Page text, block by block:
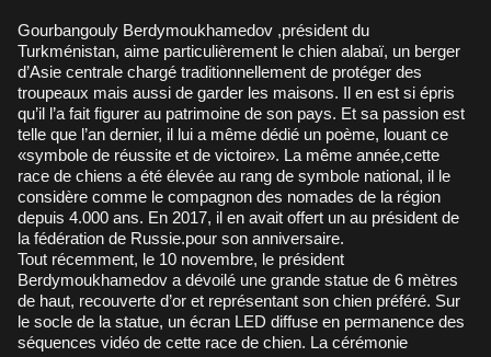
Gourbangouly Berdymoukhamedov ,président du
Turkménistan, aime particulièrement le chien alabaï, un berger
d’Asie centrale chargé traditionnellement de protéger des
troupeaux mais aussi de garder les maisons. Il en est si épris
qu’il l’a fait figurer au patrimoine de son pays. Et sa passion est
telle que l’an dernier, il lui a même dédié un poème, louant ce
«symbole de réussite et de victoire». La même année,cette
race de chiens a été élevée au rang de symbole national, il le
considère comme le compagnon des nomades de la région
depuis 4.000 ans. En 2017, il en avait offert un au président de
la fédération de Russie.pour son anniversaire.
Tout récemment, le 10 novembre, le président
Berdymoukhamedov a dévoilé une grande statue de 6 mètres
de haut, recouverte d’or et représentant son chien préféré. Sur
le socle de la statue, un écran LED diffuse en permanence des
séquences vidéo de cette race de chien. La cérémonie